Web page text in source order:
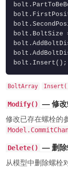
bolt.BoltSize
bolt.Insert();
BoltArray
Modify() — 修改
修改已存在螺栓的
Delete() — 删除
从模型中删除螺栓